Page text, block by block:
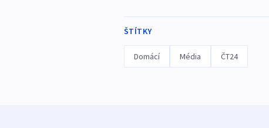
ŠTÍTKY
Domácí Média ČT24